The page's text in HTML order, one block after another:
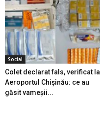
Social
Colet declarat fals, verificat la
Aeroportul Chișinău: ce au
găsit vameșii...